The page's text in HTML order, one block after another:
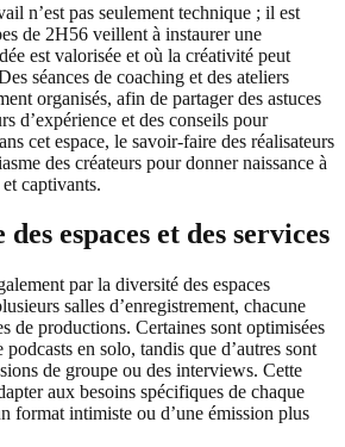
n’est pas seulement technique ; il est
de 2H56 veillent à instaurer une
est valorisée et où la créativité peut
séances de coaching et des ateliers
organisés, afin de partager des astuces
d’expérience et des conseils pour
cet espace, le savoir-faire des réalisateurs
des créateurs pour donner naissance à
captivants.
espaces et des services
par la diversité des espaces
salles d’enregistrement, chacune
de productions. Certaines sont optimisées
en solo, tandis que d’autres sont
de groupe ou des interviews. Cette
aux besoins spécifiques de chaque
format intimiste ou d’une émission plus